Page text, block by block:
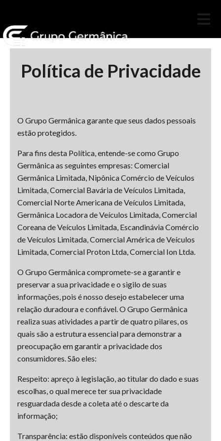
Política de Privacidade
O Grupo Germânica garante que seus dados pessoais
estão protegidos.
Para fins desta Política, entende-se como Grupo
Germânica as seguintes empresas: Comercial
Germânica Limitada, Nipônica Comércio de Veículos
Limitada, Comercial Bavária de Veículos Limitada,
Comercial Norte Americana de Veículos Limitada,
Germânica Locadora de Veículos Limitada, Comercial
Coreana de Veículos Limitada, Escandinávia Comércio
de Veículos Limitada, Comercial América de Veículos
Limitada, Comercial Proton Ltda, Comercial Ion Ltda.
O Grupo Germânica compromete-se a garantir e
preservar a sua privacidade e o sigilo de suas
informações, pois é nosso desejo estabelecer uma
relação duradoura e confiável. O Grupo Germânica
realiza suas atividades a partir de quatro pilares, os
quais são a estrutura essencial para demonstrar a
preocupação em garantir a privacidade dos
consumidores. São eles:
Respeito: apreço à legislação, ao titular do dado e suas
escolhas, o qual merece ter sua privacidade
resguardada desde a coleta até o descarte da
informação;
Transparência: estão disponíveis conteúdos que não